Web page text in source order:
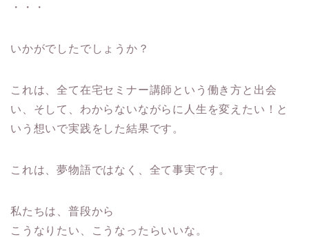
・・・
いかがでしたでしょうか？
これは、全て在宅セミナー講師という働き方と出会
い、そして、わからないながらに人生を変えたい！と
いう想いで実践をした結果です。
これは、夢物語ではなく、全て事実です。
私たちは、普段から
こうなりたい、こうなったらいいな。